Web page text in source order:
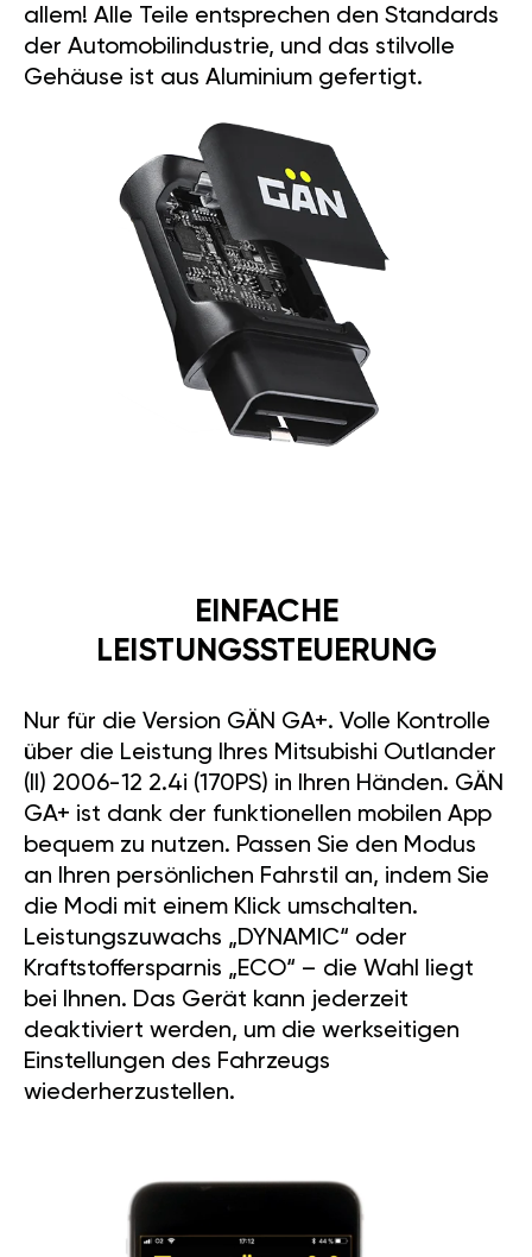
allem! Alle Teile entsprechen den Standards
der Automobilindustrie, und das stilvolle
Gehäuse ist aus Aluminium gefertigt.
EINFACHE
LEISTUNGSSTEUERUNG
Nur für die Version GÄN GA+. Volle Kontrolle
über die Leistung Ihres Mitsubishi Outlander
(II) 2006-12 2.4i (170PS) in Ihren Händen. GÄN
GA+ ist dank der funktionellen mobilen App
bequem zu nutzen. Passen Sie den Modus
an Ihren persönlichen Fahrstil an, indem Sie
die Modi mit einem Klick umschalten.
Leistungszuwachs „DYNAMIC“ oder
Kraftstoffersparnis „ECO“ – die Wahl liegt
bei Ihnen. Das Gerät kann jederzeit
deaktiviert werden, um die werkseitigen
Einstellungen des Fahrzeugs
wiederherzustellen.